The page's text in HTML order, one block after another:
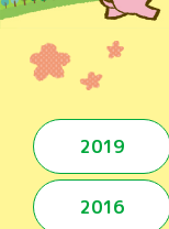
2019
2016